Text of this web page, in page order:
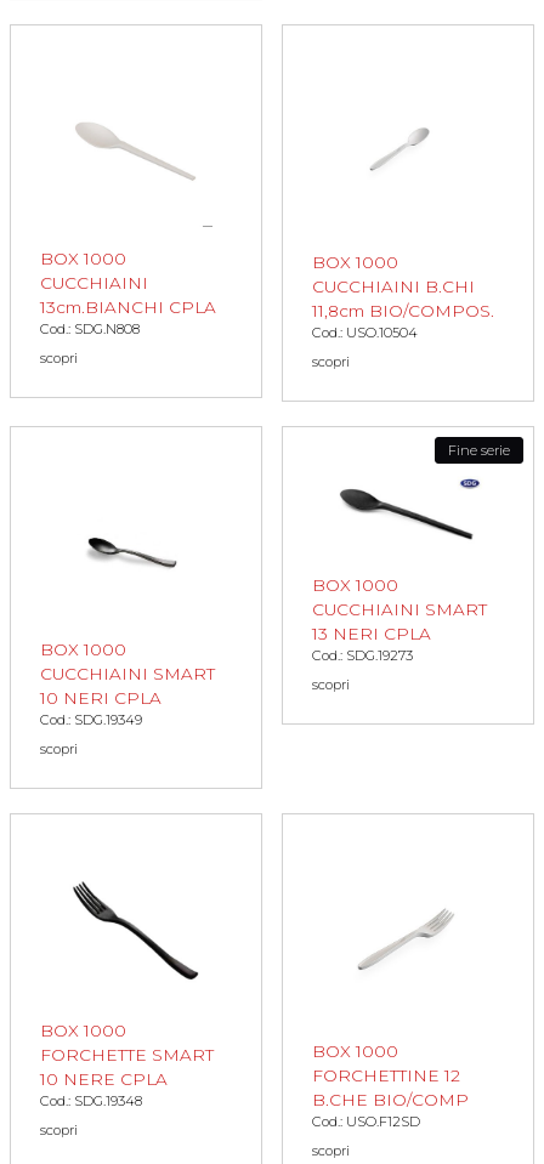
BOX 1000
CUCCHIAINI
13cm.BIANCHI CPLA
Cod.: SDG.N808
scopri
BOX 1000
CUCCHIAINI B.CHI
11,8cm BIO/COMPOS.
Cod.: USO.10504
scopri
BOX 1000
CUCCHIAINI SMART
10 NERI CPLA
Cod.: SDG.19349
scopri
Fine serie
BOX 1000
CUCCHIAINI SMART
13 NERI CPLA
Cod.: SDG.19273
scopri
BOX 1000
FORCHETTE SMART
10 NERE CPLA
Cod.: SDG.19348
scopri
BOX 1000
FORCHETTINE 12
B.CHE BIO/COMP
Cod.: USO.F12SD
scopri